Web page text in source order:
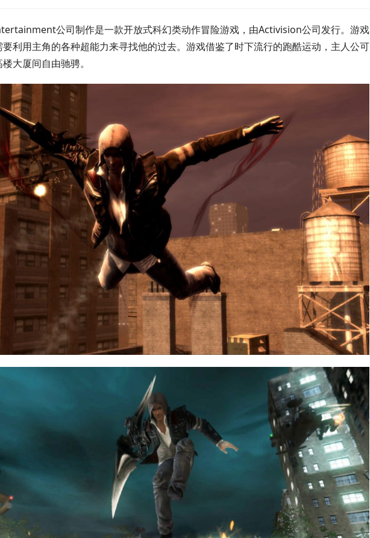
公司制作是一款开放式科幻类动作冒险游戏，由Activision公司发行。游戏
利用主角的各种超能力来寻找他的过去。游戏借鉴了时下流行的跑酷运动，主人公可
大厦间自由驰骋。